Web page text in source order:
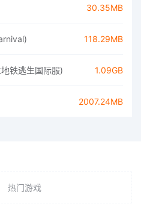
30.35MB
118.29MB
铁逃生国际服) 1.09GB
2007.24MB
热门游戏